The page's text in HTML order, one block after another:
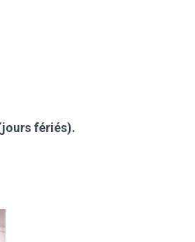
fériés).